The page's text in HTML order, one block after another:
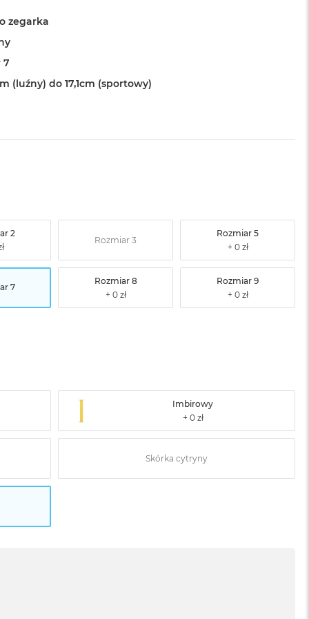
zegarka
7
(luźny) do 17,1cm (sportowy)
2
Rozmiar 3
Rozmiar 5
7
Rozmiar 8 Rozmiar 9
Imbirowy
Skórka cytryny